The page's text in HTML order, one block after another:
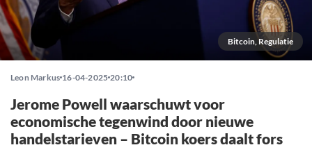
Bitcoin, Regulatie
Leon Markus 16-04-2025 20:10
Jerome Powell waarschuwt voor
economische tegenwind door nieuwe
handelstarieven – Bitcoin koers daalt fors